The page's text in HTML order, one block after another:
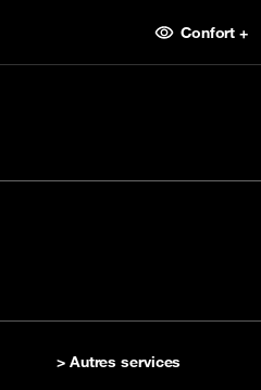
Confort +
Première visite ?
> Autres services